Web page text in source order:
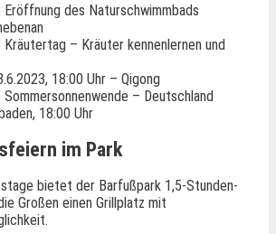
Eröffnung des Naturschwimmbads
Kräutertag – Kräuter kennenlernen und
18:00 Uhr – Qigong
– Deutschland
18:00 Uhr
im Park
bietet der Barfußpark 1,5-Stunden-
Großen einen Grillplatz mit